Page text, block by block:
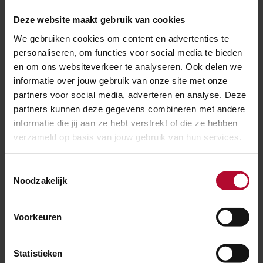
Deze website maakt gebruik van cookies
We gebruiken cookies om content en advertenties te
personaliseren, om functies voor social media te bieden
en om ons websiteverkeer te analyseren. Ook delen we
informatie over jouw gebruik van onze site met onze
partners voor social media, adverteren en analyse. Deze
partners kunnen deze gegevens combineren met andere
informatie die jij aan ze hebt verstrekt of die ze hebben
verzameld op basis van jouw gebruik van hun services.
Noodzakelijk
Voorkeuren
Statistieken
Er werden boerderijen, omheiningen voor het vee en
ook een aantal grafkuilen blootgelegd. In de
aflevering Bloemen voor het leven wordt het
bijzondere verhaal van een van die laatste rustplekken
ProRail is verantwoordelijk voor het spoorwegnet van
Nederland. We werken op en rond spoor en station om
Nederland bereikbaar te houden. Daarbij stuiten we
deze willen we historische verhalen ontsluiten en